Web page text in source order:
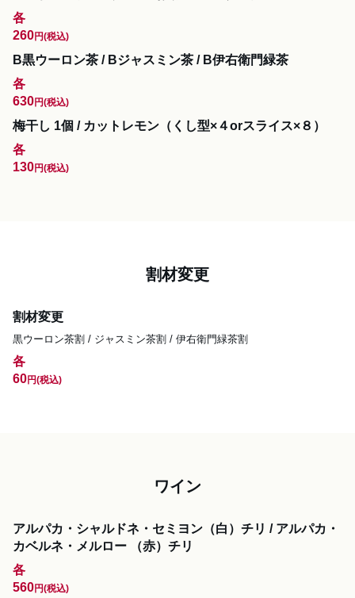
各
260円(税込)
B黒ウーロン茶 / Bジャスミン茶 / B伊右衛門緑茶
各
630円(税込)
梅干し 1個 / カットレモン（くし型×４orスライス×８）
各
130円(税込)
割材変更
割材変更
黒ウーロン茶割 / ジャスミン茶割 / 伊右衛門緑茶割
各
60円(税込)
ワイン
アルパカ・シャルドネ・セミヨン（白）チリ / アルパカ・
カベルネ・メルロー （赤）チリ
各
560円(税込)